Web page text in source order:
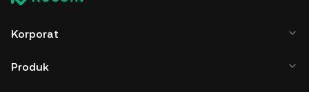
Korporat
Produk